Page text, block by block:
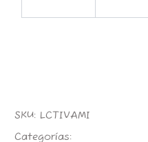
SKU: LCTIVAMI
Categorías: